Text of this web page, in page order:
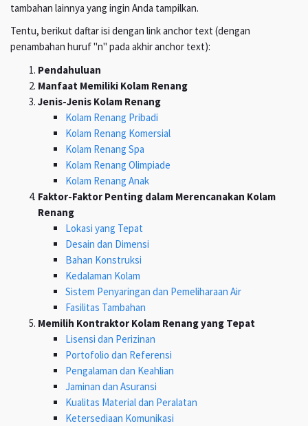
tambahan lainnya yang ingin Anda tampilkan.
Tentu, berikut daftar isi dengan link anchor text (dengan
penambahan huruf "n" pada akhir anchor text):
Pendahuluan
Manfaat Memiliki Kolam Renang
Jenis-Jenis Kolam Renang
Kolam Renang Pribadi
Kolam Renang Komersial
Kolam Renang Spa
Kolam Renang Olimpiade
Kolam Renang Anak
Faktor-Faktor Penting dalam Merencanakan Kolam
Renang
Lokasi yang Tepat
Desain dan Dimensi
Bahan Konstruksi
Kedalaman Kolam
Sistem Penyaringan dan Pemeliharaan Air
Fasilitas Tambahan
Memilih Kontraktor Kolam Renang yang Tepat
Lisensi dan Perizinan
Portofolio dan Referensi
Pengalaman dan Keahlian
Jaminan dan Asuransi
Kualitas Material dan Peralatan
Ketersediaan Komunikasi